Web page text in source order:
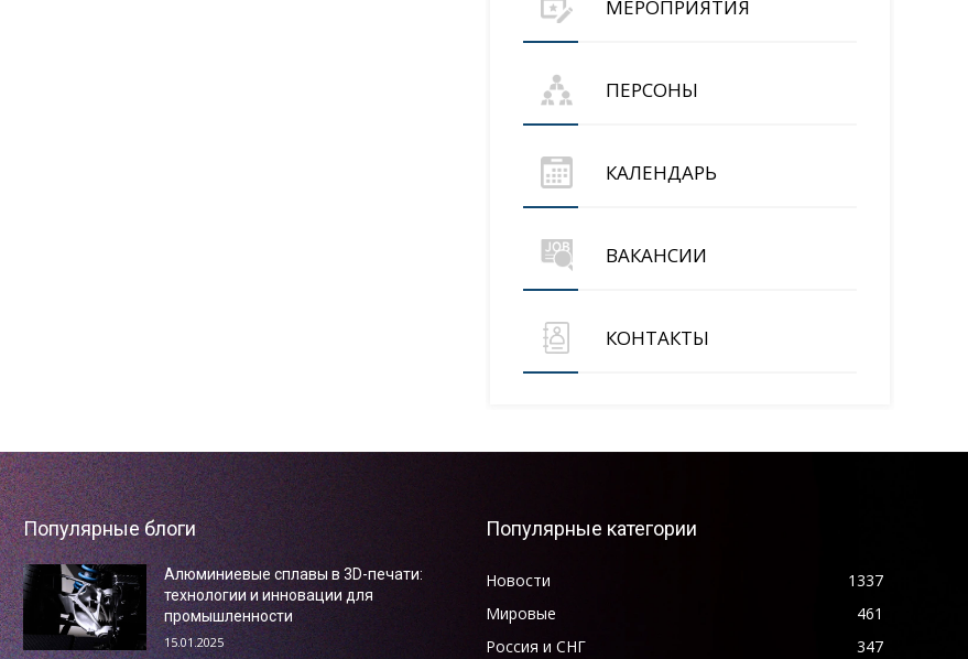
МЕРОПРИЯТИЯ
ПЕРСОНЫ
КАЛЕНДАРЬ
ВАКАНСИИ
КОНТАКТЫ
Популярные блоги
Алюминиевые сплавы в 3D-печати:
технологии и инновации для
промышленности
15.01.2025
Популярные категории
Новости
1337
Мировые
461
Россия и СНГ
347